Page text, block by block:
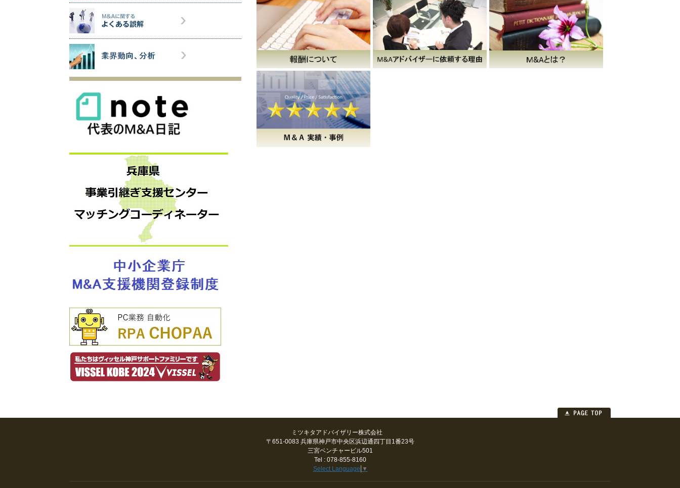
ミツキタアドバイザリー株式会社
〒651-0083 兵庫県神戸市中央区浜辺通四丁目1番23号
三宮ベンチャービル501
Tel : 078-855-8160
Select Language ▼